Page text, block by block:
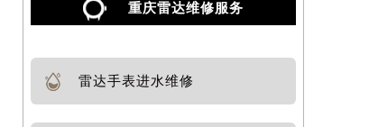
重庆雷达维修服务
雷达手表进水维修